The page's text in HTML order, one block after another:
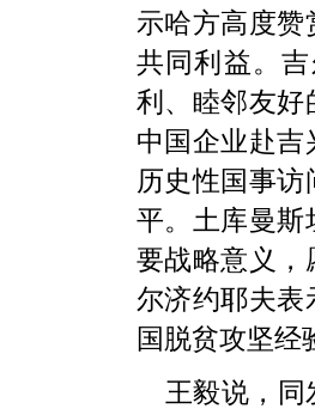
示哈方高度
共同利益。
利、睦邻友好
中国企业赴
历史性国事
平。土库曼斯
要战略意义，
尔济约耶夫
国脱贫攻坚经
王毅说，